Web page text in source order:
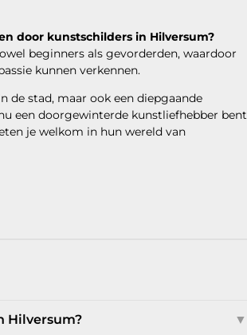
door kunstschilders in Hilversum?
beginners als gevorderden, waardoor
kunnen verkennen.
de stad, maar ook een diepgaande
een doorgewinterde kunstliefhebber bent
je welkom in hun wereld van
Hilversum? ▼